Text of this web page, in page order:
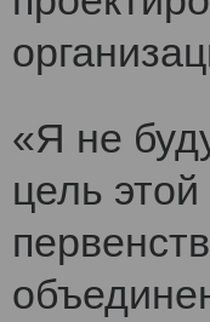
«Я не
цель